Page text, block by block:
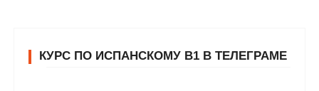
КУРС ПО ИСПАНСКОМУ В1 В ТЕЛЕГРАМЕ